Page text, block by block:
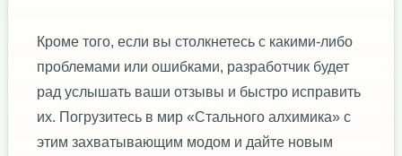
Кроме того, если вы столкнетесь с какими-либо
проблемами или ошибками, разработчик будет
рад услышать ваши отзывы и быстро исправить
их. Погрузитесь в мир «Стального алхимика» с
этим захватывающим модом и дайте новым